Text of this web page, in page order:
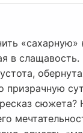
«сахарную»
в слащавость.
призрачную
сюжета?